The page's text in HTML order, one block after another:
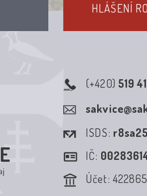
HLÁŠENÍ
(+420) 519
ISDS:
IČ:
Účet: